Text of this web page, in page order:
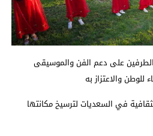
على دعم الفن والموسيقى
للوطن والاعتزاز به
في السعديات لترسيخ مكانتها